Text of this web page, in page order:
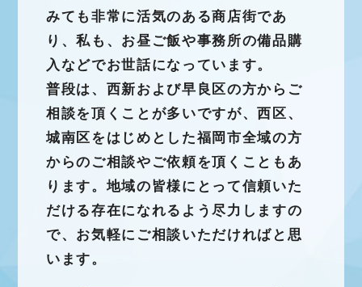
みても非常に活気のある商店街であ
り、私も、お昼ご飯や事務所の備品購
入などでお世話になっています。
普段は、西新および早良区の方からご
相談を頂くことが多いですが、西区、
城南区をはじめとした福岡市全域の方
からのご相談やご依頼を頂くこともあ
ります。地域の皆様にとって信頼いた
だける存在になれるよう尽力しますの
で、お気軽にご相談いただければと思
います。